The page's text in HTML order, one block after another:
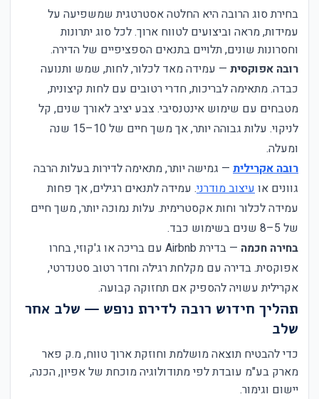
בחירת סוג הרובה היא החלטה אסטרטגית שמשפיעה על
עמידות, מראה וביצועים לטווח ארוך. לכל סוג יתרונות
וחסרונות שונים, תלויים בתנאים הספציפיים של הדירה.
רובה אפוקסית — עמידה מאד לכלור, לחות, שמש ותנועה
כבדה. מתאימה לבריכות, חדרי רטובים עם לחות קיצונית,
מטבחים עם שימוש אינטנסיבי. צבע יציב לאורך שנים, קל
לניקוי. עלות גבוהה יותר, אך משך חיים של 10–15 שנה
ומעלה.
רובה אקרילית — גמישה יותר, מתאימה לדירות בעלות הרבה
גוונים אועיצוב מודרני. עמידה לתנאים רגילים, אך פחות
עמידה לכלור וחות אקסטרימית. עלות נמוכה יותר, משך חיים
של 5–8 שנים בשימוש כבד.
בחירה חכמה
— בדירת Airbnb עם בריכה או ג'קוזי, בחרו
אפוקסית. בדירה עם מקלחת רגילה וחדר רטוב סטנדרטי,
אקרילית עשויה להספיק אם תחזוקה קבועה.
תהליך חידוש רובה לדירת נופש — שלב אחר
שלב
כדי להבטיח תוצאה מושלמת וחוזקת ארוך טווח, מ.ק פאר
מארק בע"מ עובדת לפי מתודולוגיה מוכחת של אפיון, הכנה,
יישום וגימור.